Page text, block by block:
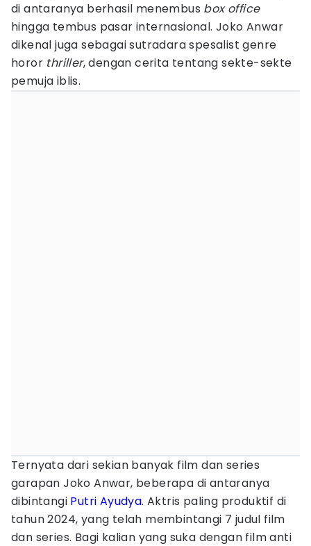
di antaranya berhasil menembus box office
hingga tembus pasar internasional. Joko Anwar
dikenal juga sebagai sutradara spesalist genre
horor thriller, dengan cerita tentang sekte-sekte
pemuja iblis.
Ternyata dari sekian banyak film dan series
garapan Joko Anwar, beberapa di antaranya
dibintangi Putri Ayudya. Aktris paling produktif di
tahun 2024, yang telah membintangi 7 judul film
dan series. Bagi kalian yang suka dengan film anti